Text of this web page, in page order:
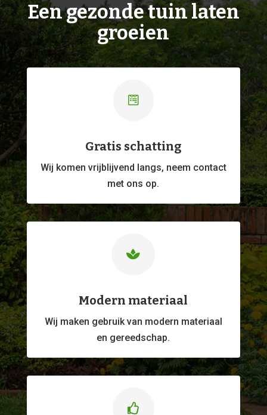
Een gezonde tuin laten
groeien

Gratis schatting
Wij komen vrijblijvend langs, neem contact
met ons op.

Modern materiaal
Wij maken gebruik van modern materiaal
en gereedschap.
